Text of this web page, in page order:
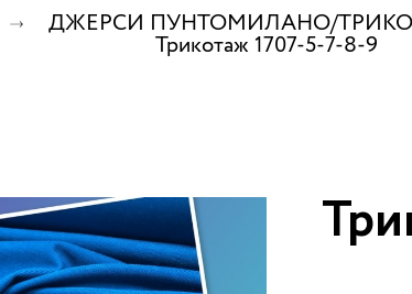
ДЖЕРСИ ПУНТОМИЛАНО/
Трикотаж 1707-5-7-8-9